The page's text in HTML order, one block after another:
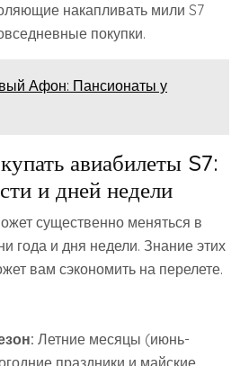
накапливать мили S7
покупки.
Афон: Пансионаты у
авиабилеты S7:
и дней недели
существенно меняться в
года и дня недели. Знание этих
вам сэкономить на перелете.
Летние месяцы (июнь-
праздники и майские